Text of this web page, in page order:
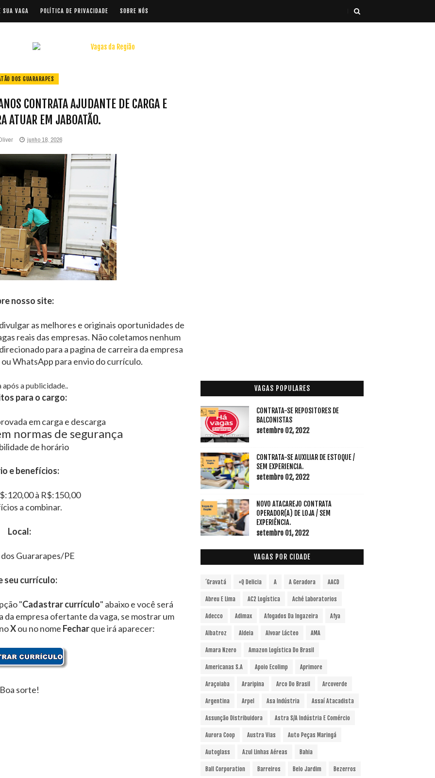
SUA VAGA POLÍTICA DE PRIVACIDADE SOBRE NÓS
DOS GUARARAPES
CONTRATA AJUDANTE DE CARGA E
ATUAR EM JABOATÃO.
junho 18, 2026
nosso site:
as melhores e originais oportunidades de
reais das empresas. Não coletamos nenhum
para a pagina de carreira da empresa
ou WhatsApp para envio do currículo.
após a publicidade..
para o cargo:
em carga e descarga
normas de segurança
de horário
e benefícios:
à R$:150,00
a combinar.
Local:
Guararapes/PE
seu currículo:
"Cadastrar currículo" abaixo e você será
da empresa ofertante da vaga, se mostrar um
Xou no nome Fecharque irá aparecer:
Boa sorte!
VAGAS POPULARES
CONTRATA-SE REPOSITORES DE
BALCONISTAS
setembro 02, 2022
CONTRATA-SE AUXILIAR DE ESTOQUE /
SEM EXPERIENCIA.
setembro 02, 2022
NOVO ATACAREJO CONTRATA
OPERADOR(A) DE LOJA / SEM
EXPERIÊNCIA.
setembro 01, 2022
VAGAS POR CIDADE
´Gravatá +Q Delicia A A Geradora AACD
Abreu E Lima AC2 Logística Aché Laboratorios
Adecco Adimax Afogados Da Ingazeira Afya
Albatroz Aldeia Alvoar Lácteo AMA
Amara Nzero Amazon Logística Do Brasil
Americanas S.A Apoio Ecolimp Aprimore
Araçoiaba Araripina Arco Do Brasil Arcoverde
Argentina Arpel Asa Indústria Assaí Atacadista
Assunção Distribuidora Astra S/A Indústria E Comércio
Aurora Coop Austra Vias Auto Peças Maringá
Autoglass Azul Linhas Aéreas Bahia
Ball Corporation Barreiros Belo Jardim Bezerros